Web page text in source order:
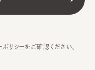
ポリシーをご確認ください。